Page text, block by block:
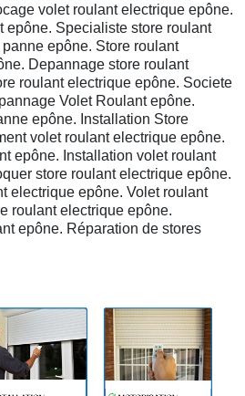
volet roulant electrique epône.
epône. Specialiste store roulant
epône. Store roulant
Depannage store roulant
roulant electrique epône. Societe
Volet Roulant epône.
epône. Installation Store
volet roulant electrique epône.
epône. Installation volet roulant
store roulant electrique epône.
electrique epône. Volet roulant
roulant electrique epône.
epône. Réparation de stores